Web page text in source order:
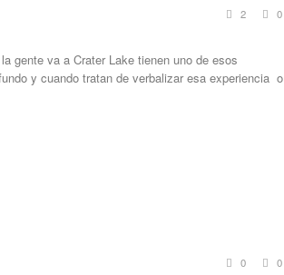
2 0
gente va a Crater Lake tienen uno de esos
y cuando tratan de verbalizar esa experiencia o
0 0